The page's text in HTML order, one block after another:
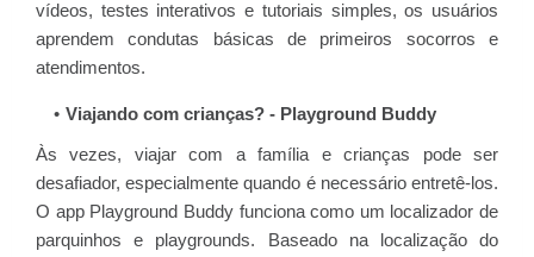
vídeos, testes interativos e tutoriais simples, os usuários
aprendem condutas básicas de primeiros socorros e
atendimentos.
Viajando com crianças? - Playground Buddy
Às vezes, viajar com a família e crianças pode ser
desafiador, especialmente quando é necessário entretê-los.
O app Playground Buddy funciona como um localizador de
parquinhos e playgrounds. Baseado na localização do